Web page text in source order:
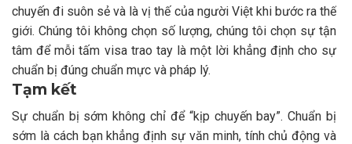
chuyến đi suôn sẻ và là vị thế của người Việt khi bước ra thế
giới. Chúng tôi không chọn số lượng, chúng tôi chọn sự tận
tâm để mỗi tấm visa trao tay là một lời khẳng định cho sự
chuẩn bị đúng chuẩn mực và pháp lý.
Tạm kết
Sự chuẩn bị sớm không chỉ để “kịp chuyến bay”. Chuẩn bị
sớm là cách bạn khẳng định sự văn minh, tính chủ động và